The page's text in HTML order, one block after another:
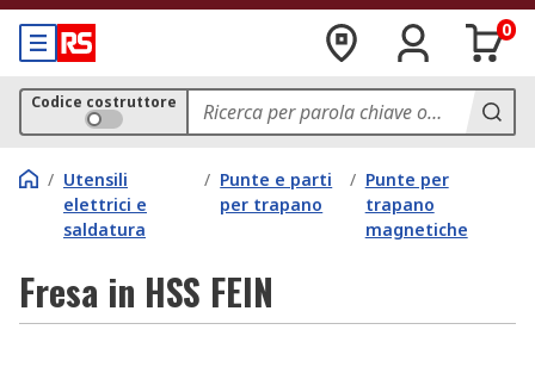
0
Codice costruttore
/ Utensili
elettrici e
saldatura
/ Punte e parti
per trapano
/ Punte per
trapano
magnetiche
Fresa in HSS FEIN